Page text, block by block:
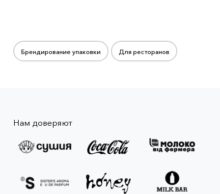
Брендирование упаковки Для ресторанов
Нам доверяют